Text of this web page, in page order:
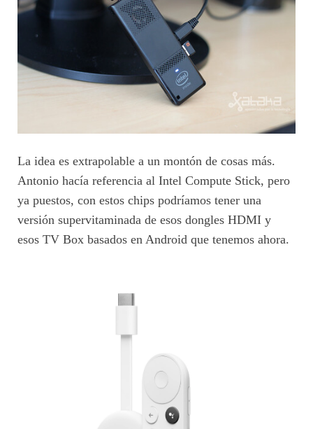
La idea es extrapolable a un montón de cosas más.
Antonio hacía referencia al Intel Compute Stick, pero
ya puestos, con estos chips podríamos tener una
versión supervitaminada de esos dongles HDMI y
esos TV Box basados en Android que tenemos ahora.